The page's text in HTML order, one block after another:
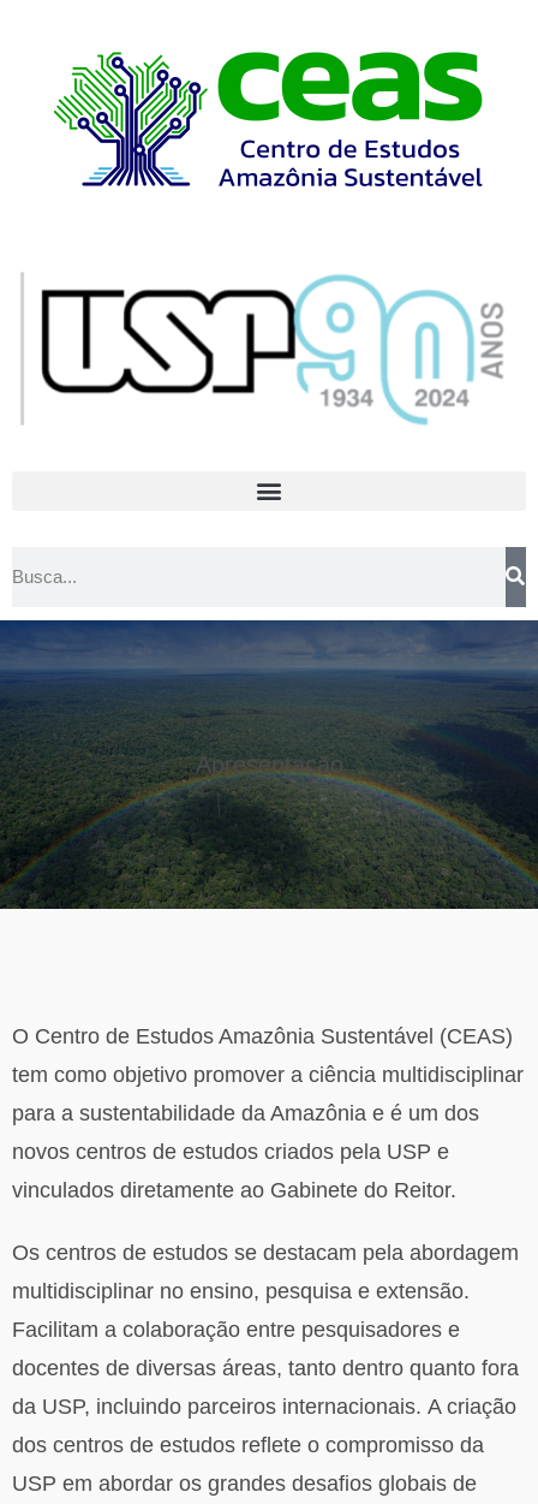
Apresentação
O Centro de Estudos Amazônia Sustentável (CEAS)
tem como objetivo promover a ciência multidisciplinar
para a sustentabilidade da Amazônia e é um dos
novos centros de estudos criados pela USP e
vinculados diretamente ao Gabinete do Reitor.
Os centros de estudos se destacam pela abordagem
multidisciplinar no ensino, pesquisa e extensão.
Facilitam a colaboração entre pesquisadores e
docentes de diversas áreas, tanto dentro quanto fora
da USP, incluindo parceiros internacionais. A criação
dos centros de estudos reflete o compromisso da
USP em abordar os grandes desafios globais de